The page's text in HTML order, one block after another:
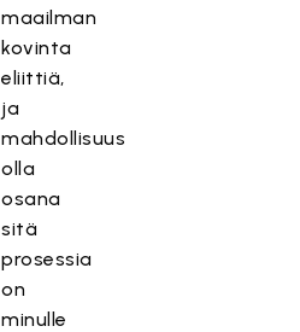
maailman
kovinta
eliittiä,
ja
mahdollisuus
olla
osana
sitä
prosessia
on
minulle